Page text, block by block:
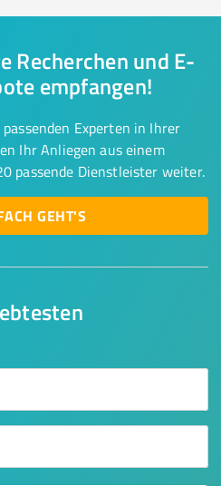
Recherchen und E-
empfangen!
Experten in Ihrer
Ihr Anliegen aus einem
passende Dienstleister weiter.
GEHT'S